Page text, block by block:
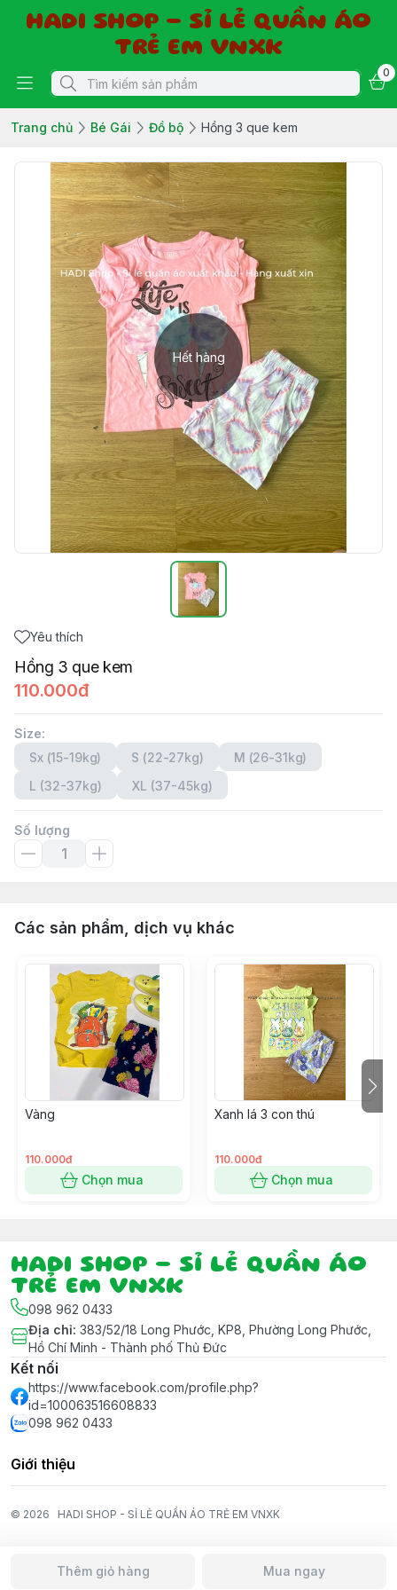
HADI SHOP - SỈ LẺ QUẦN ÁO
TRẺ EM VNXK
0
Trang chủ Bé Gái Đồ bộ Hồng 3 que kem
Hết hàng
Yêu thích
Hồng 3 que kem
110.000đ
Size:
Sx (15-19kg)
S (22-27kg)
M (26-31kg)
L (32-37kg)
XL (37-45kg)
Số lượng
Thêm giỏ hàng Mua ngay
Các sản phẩm, dịch vụ khác
Vàng
110.000đ
Chọn mua
Xanh lá 3 con thú
110.000đ
Chọn mua
HADI SHOP - SỈ LẺ QUẦN ÁO
TRẺ EM VNXK
098 962 0433
Địa chỉ: 383/52/18 Long Phước, KP8, Phường Long Phước,
Hồ Chí Minh - Thành phố Thủ Đức
Kết nối
https://www.facebook.com/profile.php?
id=100063516608833
098 962 0433
Giới thiệu
© 2026 HADI SHOP - SỈ LẺ QUẦN ÁO TRẺ EM VNXK